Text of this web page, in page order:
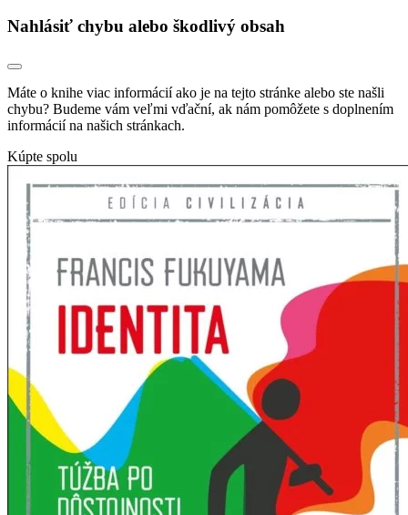
Nahlásiť chybu alebo škodlivý obsah
Máte o knihe viac informácií ako je na tejto stránke alebo ste našli
chybu? Budeme vám veľmi vďační, ak nám pomôžete s doplnením
informácií na našich stránkach.
Kúpte spolu